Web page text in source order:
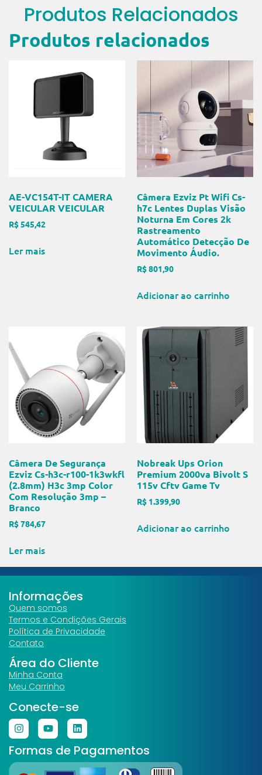
Produtos Relacionados
Produtos relacionados
AE-VC154T-IT CAMERA
VEICULAR VEICULAR
R$545,42
Ler mais
Câmera Ezviz Pt Wifi Cs-
h7c Lentes Duplas Visão
Noturna Em Cores 2k
Rastreamento
Automático Detecção De
Movimento Áudio.
R$801,90
Adicionar ao carrinho
Câmera De Segurança
Ezviz Cs-h3c-r100-1k3wkfl
(2.8mm) H3c 3mp Color
Com Resolução 3mp –
Branco
R$784,67
Ler mais
Nobreak Ups Orion
Premium 2000va Bivolt S
115v Cftv Game Tv
R$ 1.399,90
Adicionar ao carrinho
Informações
Quem somos
Termos e Condições Gerais
Política de Privacidade
Contato
Área do Cliente
Minha Conta
Meu Carrinho
Conecte-se
Formas de Pagamentos